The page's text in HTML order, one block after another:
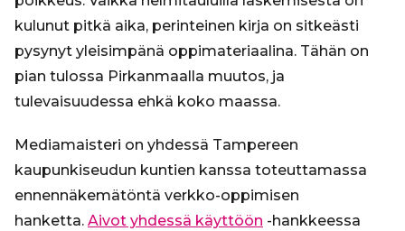
kulunut pitkä aika, perinteinen kirja on sitkeästi
pysynyt yleisimpänä oppimateriaalina. Tähän on
pian tulossa Pirkanmaalla muutos, ja
tulevaisuudessa ehkä koko maassa.
Mediamaisteri on yhdessä Tampereen
kaupunkiseudun kuntien kanssa toteuttamassa
ennennäkemätöntä verkko-oppimisen
hanketta. Aivot yhdessä käyttöön -hankkeessa